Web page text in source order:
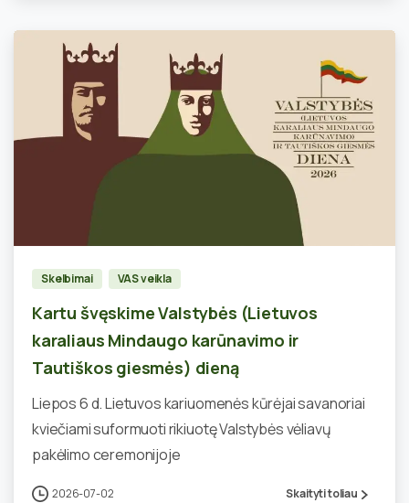
Skelbimai VAS veikla
Kartu švęskime Valstybės (Lietuvos
karaliaus Mindaugo karūnavimo ir
Tautiškos giesmės) dieną
Liepos 6 d. Lietuvos kariuomenės kūrėjai savanoriai
kviečiami suformuoti rikiuotę Valstybės vėliavų
pakėlimo ceremonijoje
2026-07-02 Skaityti toliau